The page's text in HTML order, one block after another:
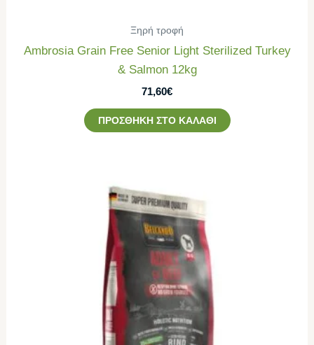
Ξηρή τροφή
Ambrosia Grain Free Senior Light Sterilized Turkey
& Salmon 12kg
71,60€
ΠΡΟΣΘΉΚΗ ΣΤΟ ΚΑΛΆΘΙ